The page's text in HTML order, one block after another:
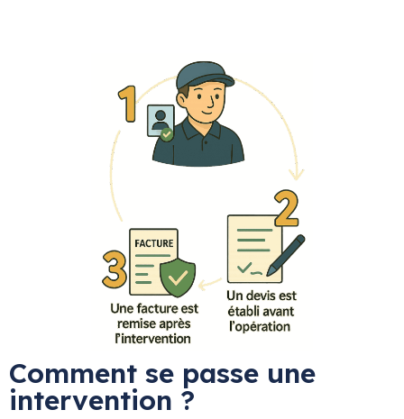
Comment se passe une
intervention ?